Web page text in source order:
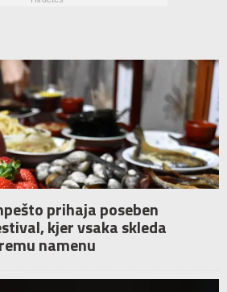
prihaja poseben
kjer vsaka skleda
namenu